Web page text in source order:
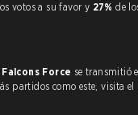
votos a su favor y 27%de
Force se transmitió
partidos como este, visita el